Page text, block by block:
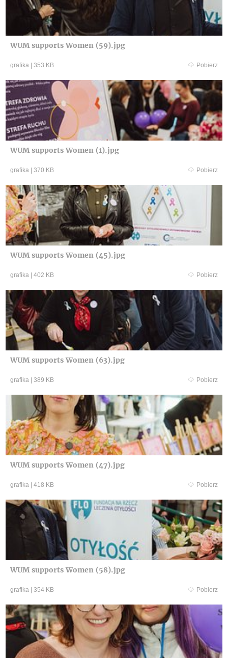
WUM supports Women (59).jpg
grafika 353 KB Pobierz
WUM supports Women (1).jpg
grafika 370 KB Pobierz
WUM supports Women (45).jpg
grafika 402 KB Pobierz
WUM supports Women (63).jpg
grafika 389 KB Pobierz
WUM supports Women (47).jpg
grafika 418 KB Pobierz
WUM supports Women (58).jpg
grafika 354 KB Pobierz